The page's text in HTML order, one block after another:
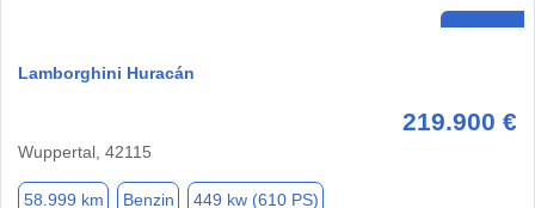
Lamborghini Huracán
219.900 €
Wuppertal, 42115
58.999 km Benzin 449 kw (610 PS)